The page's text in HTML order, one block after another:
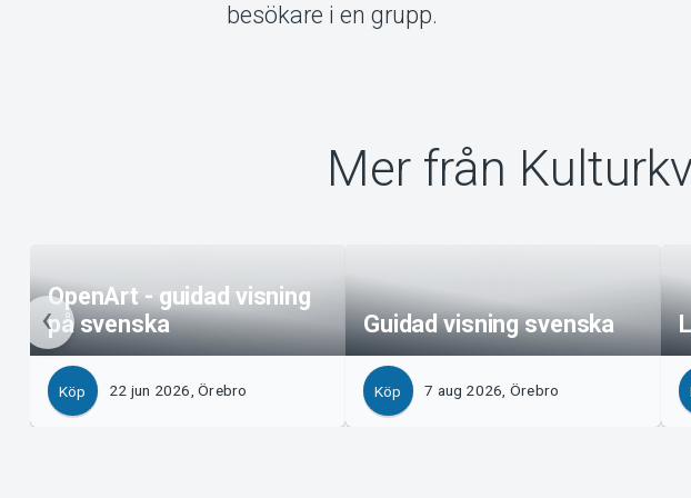
besökare i en grupp.
Mer från
OpenArt - guidad visning
på svenska
Köp 22 jun 2026, Örebro
Guidad visning svenska
Köp 7 aug 2026, Örebro